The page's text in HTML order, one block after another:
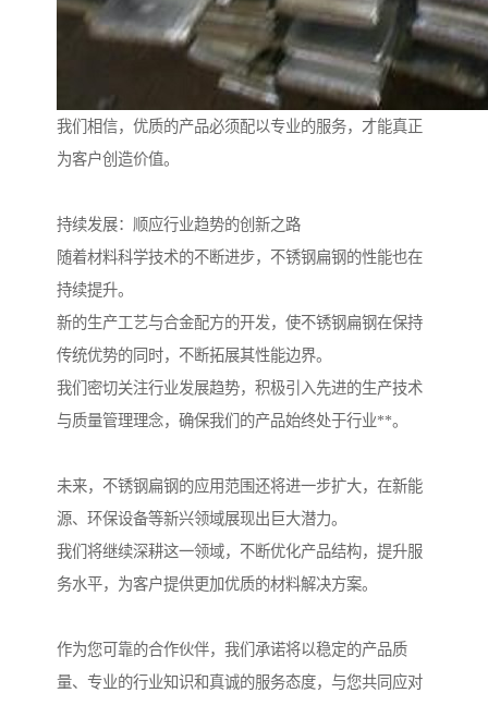
我们相信，优质的产品必须配以专业的服务，才能真正
为客户创造价值。
持续发展：顺应行业趋势的创新之路
随着材料科学技术的不断进步，不锈钢扁钢的性能也在
持续提升。
新的生产工艺与合金配方的开发，使不锈钢扁钢在保持
传统优势的同时，不断拓展其性能边界。
我们密切关注行业发展趋势，积极引入先进的生产技术
与质量管理理念，确保我们的产品始终处于行业**。
未来，不锈钢扁钢的应用范围还将进一步扩大，在新能
源、环保设备等新兴领域展现出巨大潜力。
我们将继续深耕这一领域，不断优化产品结构，提升服
务水平，为客户提供更加优质的材料解决方案。
作为您可靠的合作伙伴，我们承诺将以稳定的产品质
量、专业的行业知识和真诚的服务态度，与您共同应对